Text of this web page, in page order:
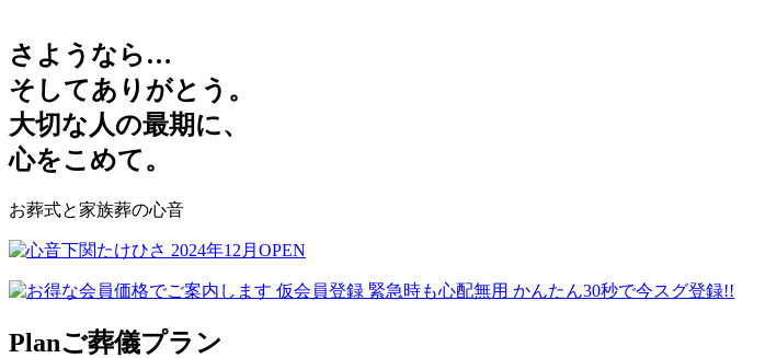
さようなら…
そしてありがとう。
大切な人の最期に、
心をこめて。
お葬式と家族葬の心音
Planご葬儀プラン